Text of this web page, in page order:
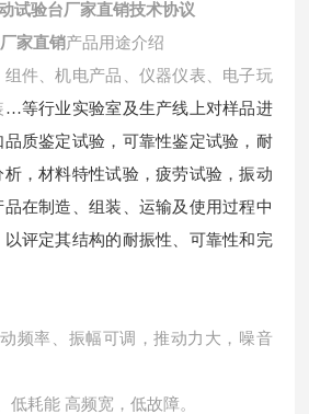
试验台厂家直销技术协议
家直销产品用途介绍
件、机电产品、仪器仪表、电子玩
…等行业实验室及生产线上对样品进
质鉴定试验，可靠性鉴定试验，耐
，材料特性试验，疲劳试验，振动
在制造、组装、运输及使用过程中
以评定其结构的耐振性、可靠性和完
频率、振幅可调，推动力大，噪音
低耗能 高频宽，低故障。